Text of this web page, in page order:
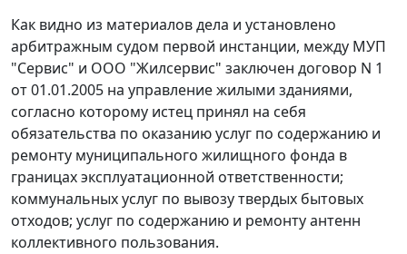
Как видно из материалов дела и установлено
арбитражным судом первой инстанции, между МУП
"Сервис" и ООО "Жилсервис" заключен договор N 1
от 01.01.2005 на управление жилыми зданиями,
согласно которому истец принял на себя
обязательства по оказанию услуг по содержанию и
ремонту муниципального жилищного фонда в
границах эксплуатационной ответственности;
коммунальных услуг по вывозу твердых бытовых
отходов; услуг по содержанию и ремонту антенн
коллективного пользования.